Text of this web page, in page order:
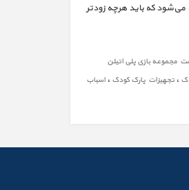
که باید هرچه زودتر
مجموعه بازی پلی اتیلن
، تجهیزات پارک کودک ، اسباب